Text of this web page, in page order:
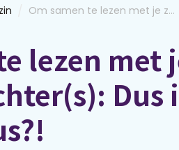
Om samen te lezen met je z...
lezen met
Dus